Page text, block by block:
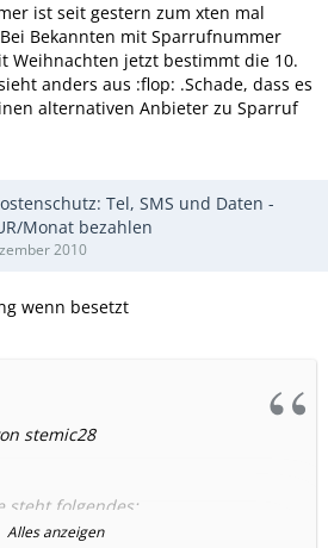
ist seit gestern zum xten mal
Bekannten mit Sparrufnummer
Weihnachten jetzt bestimmt die 10.
anders aus :flop: .Schade, dass es
alternativen Anbieter zu Sparruf
Tel, SMS und Daten -
Monat bezahlen
2010
wenn besetzt
stemic28
steht folgendes:
Alles anzeigen